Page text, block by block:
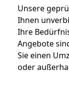
Unsere
Ihnen
Ihre
Angebote
Sie einen
oder